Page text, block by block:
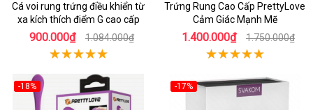
Cá voi rung trứng điều khiển từ
xa kích thích điểm G cao cấp
900.000₫ 1.084.000₫
Trứng Rung Cao Cấp PrettyLove
Cảm Giác Mạnh Mẽ
1.400.000₫ 1.750.000₫
-18% -17%